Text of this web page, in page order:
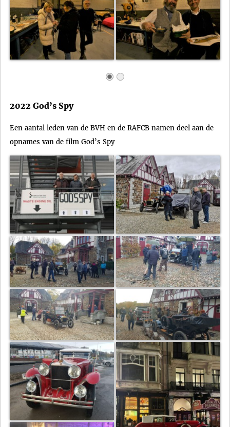
2022 God’s Spy
Een aantal leden van de BVH en de RAFCB namen deel aan de
opnames van de film God’s Spy